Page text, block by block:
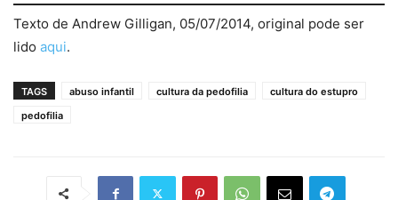
Texto de Andrew Gilligan, 05/07/2014, original pode ser
lido aqui.
TAGS abuso infantil cultura da pedofilia
cultura do estupro
pedofilia